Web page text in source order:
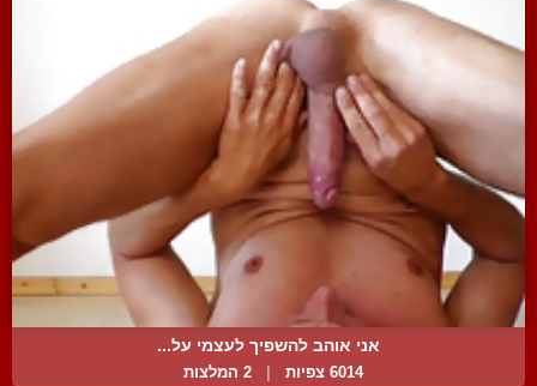
אני אוהב להשפיך לעצמי על...
6014 צפיות | 2 המלצות